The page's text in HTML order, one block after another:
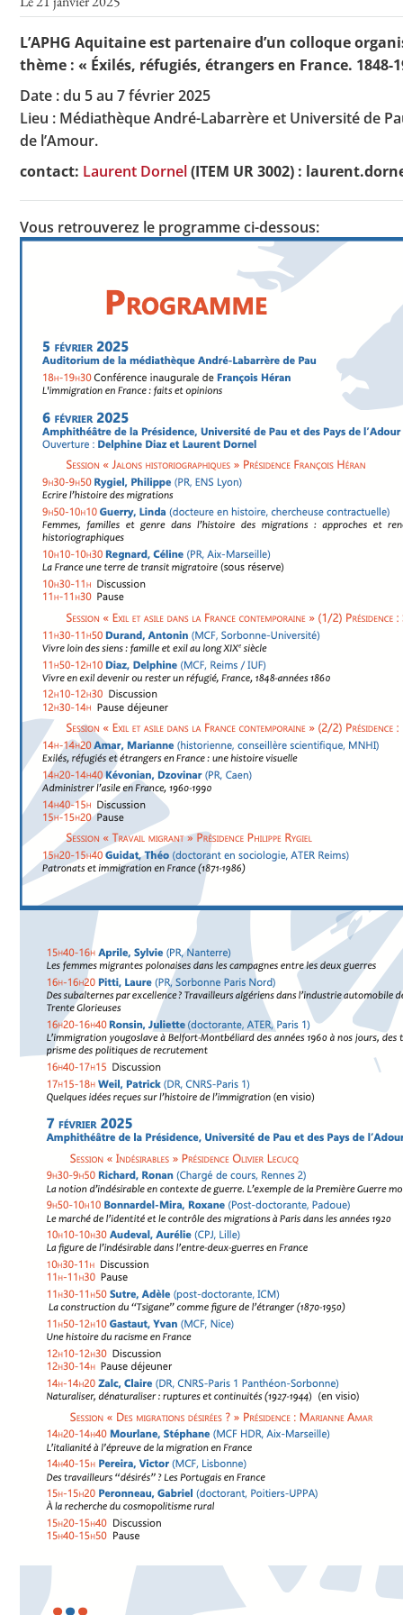
Toutes les actualités
Les rendez-vous de l’APHG
Concours scolaires
Critique d’ouvrages publiés
L’APHG Aquitaine est partenaire d’un colloque
thème : « Éxilés, réfugiés, étrangers en France. 1848-
Date : du 5 au 7 février 2025
Lieu : Médiathèque André-Labarrère et Université de
de l’Amour.
contact: Laurent Dornel(ITEM UR 3002) :
Vous retrouverez le programme ci-dessous: